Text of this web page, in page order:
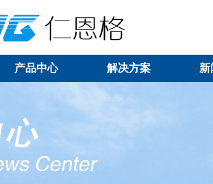
产品中心 解决方案 新